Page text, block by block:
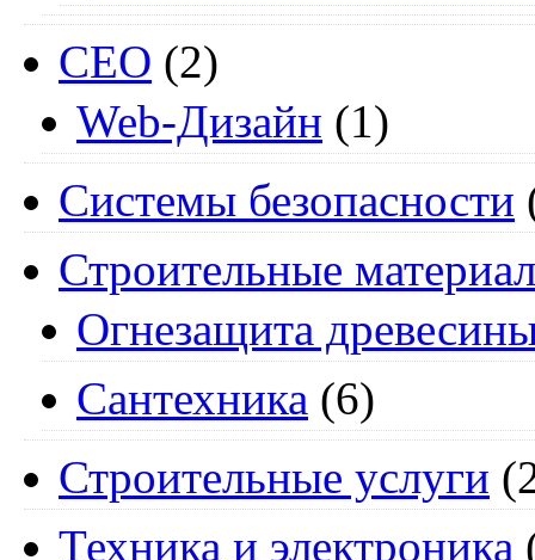
СЕО (2)
Web-Дизайн (1)
Системы безопасности
Строительные
Огнезащита
Сантехника (6)
Строительные услуги
Техника и электроника